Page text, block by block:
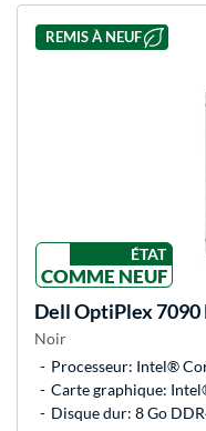
REMIS À NEUF
ÉTAT
COMME NEUF
DellOptiPlex 7090
Noir
Processeur: Intel®
Carte graphique:
Disque dur: 8 Go